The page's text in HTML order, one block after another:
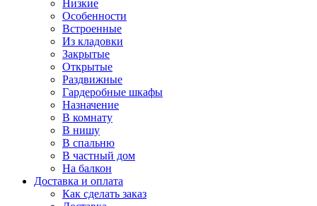
Низкие
Особенности
Встроенные
Из кладовки
Закрытые
Открытые
Раздвижные
Гардеробные шкафы
Назначение
В комнату
В нишу
В спальню
В частный дом
На балкон
Доставка и оплата
Как сделать заказ